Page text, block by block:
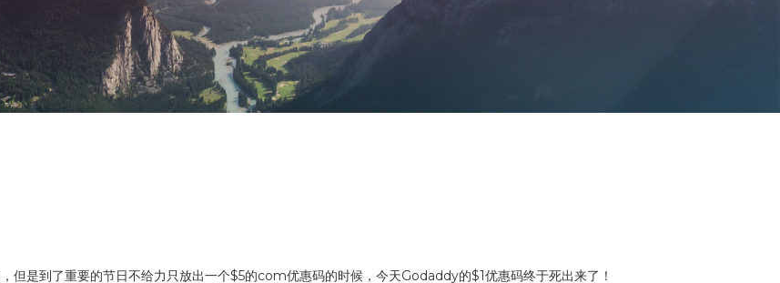
但是到了重要的节日不给力只放出一个$5的com优惠码的时候，今天Godaddy的$1优惠码终于死出来了！